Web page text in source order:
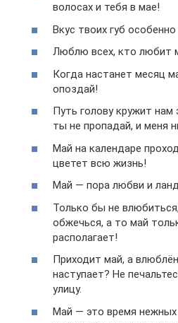
волосах и тебя в мае!
Вкус твоих губ
Люблю всех, кто любит
Когда настанет месяц
опоздай!
Путь голову кружит
ты не пропадай, и меня
Май на календаре
цветет всю жизнь!
Май — пора любви и
Только бы не
обжечься, а то май
располагает!
Приходит май, а
наступает? Не
улицу.
Май — это время нежных